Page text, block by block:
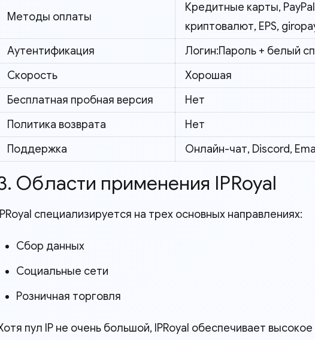
Методы оплаты
Кредитные карты,
криптовалют, EPS,
Аутентификация
Логин:Пароль + белый
Скорость
Хорошая
Бесплатная пробная версия
Нет
Политика возврата
Нет
Поддержка
Онлайн-чат, Discord,
Области применения IPRoyal
IPRoyal специализируется на трех основных направлениях:
Сбор данных
Социальные сети
Розничная торговля
пул IP не очень большой, IPRoyal обеспечивает высокое